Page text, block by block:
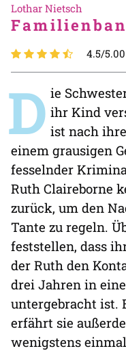
Lothar Nietsch
4.5/
D ie
ihr Kind
ist nach
einem grausigen
fesselnder
Ruth Claireborne
zurück, um den
Tante zu regeln.
feststellen, dass
der Ruth den
drei Jahren in
untergebracht ist.
erfährt sie
wenigstens